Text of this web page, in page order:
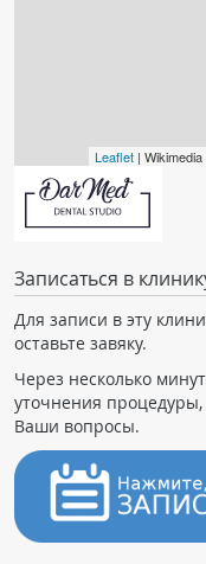
Leaflet |
Записаться в
Для записи в эту
оставьте завяку.
Через несколько
уточнения
Ваши вопросы.